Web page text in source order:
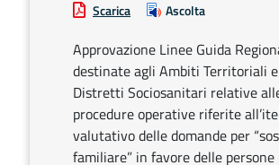
Scarica Ascolta
Approvazione Linee Guida
destinate agli Ambiti Territoriali
Distretti Sociosanitari relative
procedure operative riferite
valutativo delle domande per
familiare” in favore delle persone